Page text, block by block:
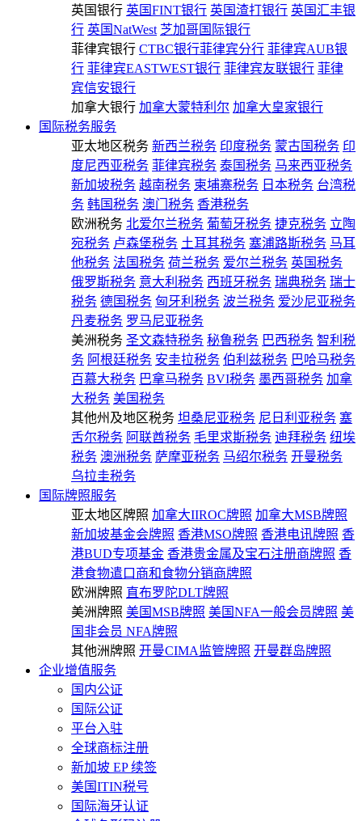
英国银行 英国FINT银行 英国渣打银行 英国汇丰银
行 英国NatWest 芝加哥国际银行
菲律宾银行 CTBC银行菲律宾分行 菲律宾AUB银
行 菲律宾EASTWEST银行 菲律宾友联银行 菲律
宾信安银行
加拿大银行 加拿大蒙特利尔 加拿大皇家银行
国际税务服务
亚太地区税务 新西兰税务 印度税务 蒙古国税务 印
度尼西亚税务 菲律宾税务 泰国税务 马来西亚税务
新加坡税务 越南税务 柬埔寨税务 日本税务 台湾税
务 韩国税务 澳门税务 香港税务
欧洲税务 北爱尔兰税务 葡萄牙税务 捷克税务 立陶
宛税务 卢森堡税务 土耳其税务 塞浦路斯税务 马耳
他税务 法国税务 荷兰税务 爱尔兰税务 英国税务
俄罗斯税务 意大利税务 西班牙税务 瑞典税务 瑞士
税务 德国税务 匈牙利税务 波兰税务 爱沙尼亚税务
丹麦税务 罗马尼亚税务
美洲税务 圣文森特税务 秘鲁税务 巴西税务 智利税
务 阿根廷税务 安圭拉税务 伯利兹税务 巴哈马税务
百慕大税务 巴拿马税务 BVI税务 墨西哥税务 加拿
大税务 美国税务
其他州及地区税务 坦桑尼亚税务 尼日利亚税务 塞
舌尔税务 阿联酋税务 毛里求斯税务 迪拜税务 纽埃
税务 澳洲税务 萨摩亚税务 马绍尔税务 开曼税务
乌拉圭税务
国际牌照服务
亚太地区牌照 加拿大IIROC牌照 加拿大MSB牌照
新加坡基金会牌照 香港MSO牌照 香港电讯牌照 香
港BUD专项基金 香港贵金属及宝石注册商牌照 香
港食物遣口商和食物分销商牌照
欧洲牌照 直布罗陀DLT牌照
美洲牌照 美国MSB牌照 美国NFA一般会员牌照 美
国非会员 NFA牌照
其他洲牌照 开曼CIMA监管牌照 开曼群岛牌照
企业增值服务
国内公证
国际公证
平台入驻
全球商标注册
新加坡 EP 续签
美国ITIN税号
国际海牙认证